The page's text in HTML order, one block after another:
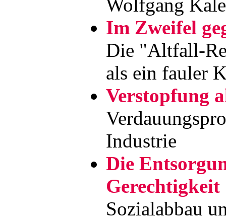
Wolfgang
Im Zweifel
Die "Altfall-
als ein fauler
Verstopfung
Industrie
Die
Gerechtigkeit
Sozialabbau